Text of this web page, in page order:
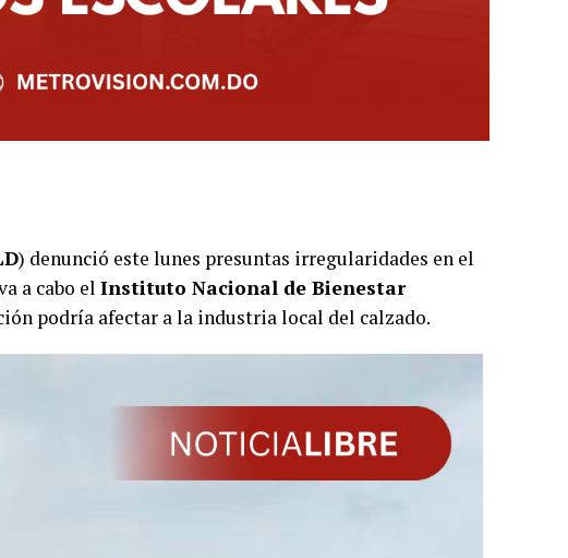
) denunció este lunes presuntas irregularidades en el
a cabo el Instituto Nacional de Bienestar
podría afectar a la industria local del calzado.